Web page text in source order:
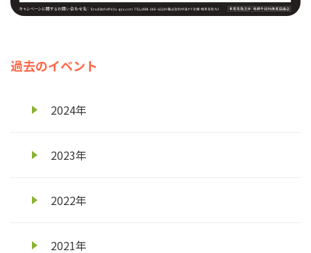
過去のイベント
2024年
2023年
2022年
2021年